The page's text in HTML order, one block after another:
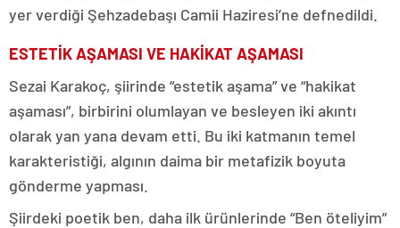
yer verdiği Şehzadebaşı Camii Haziresi’ne defnedildi.
ESTETİK AŞAMASI VE HAKİKAT AŞAMASI
Sezai Karakoç, şiirinde “estetik aşama” ve “hakikat
aşaması”, birbirini olumlayan ve besleyen iki akıntı
olarak yan yana devam etti. Bu iki katmanın temel
karakteristiği, algının daima bir metafizik boyuta
gönderme yapması.
Şiirdeki poetik ben, daha ilk ürünlerinde “Ben öteliyim”